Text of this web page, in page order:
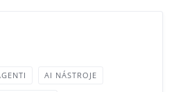
AI NÁSTROJE